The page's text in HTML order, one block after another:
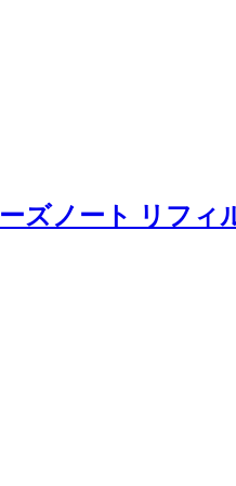
ズノート リフィ